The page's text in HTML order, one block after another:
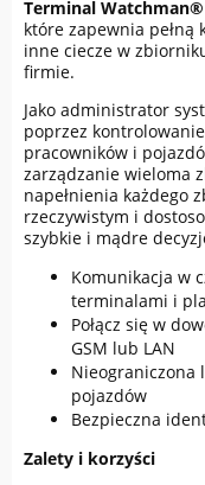
Terminal
które zapewnia
inne ciecze w
firmie.
Jako administrator
poprzez
pracowników i
zarządzanie wieloma
napełnienia każdego
rzeczywistym i
szybkie i mądre
Komunikacja w
terminalami i
Połącz się w
GSM lub LAN
Nieograniczona
pojazdów
Bezpieczna
Zalety i korzyści